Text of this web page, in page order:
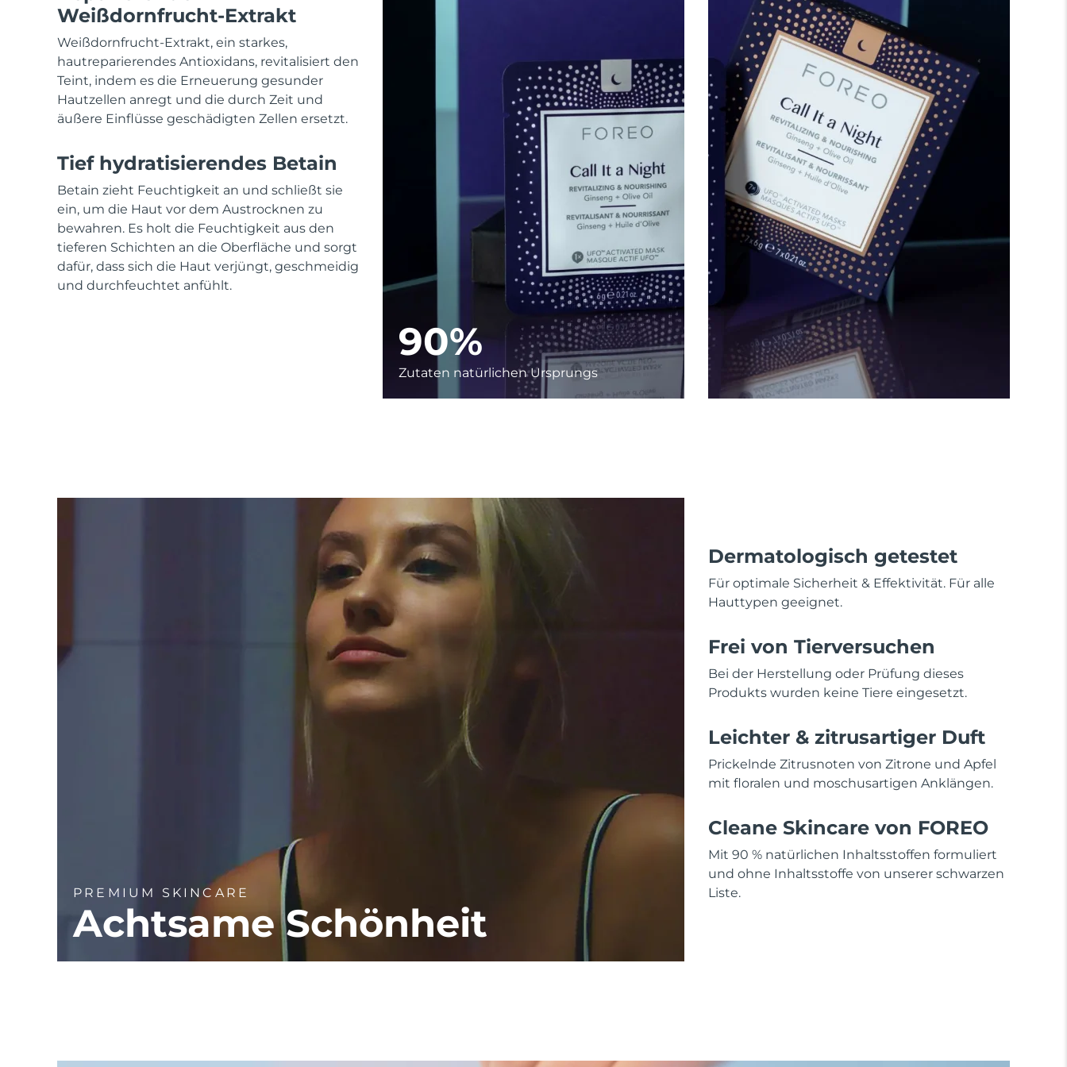
Weißdornfrucht-Extrakt
Weißdornfrucht-Extrakt, ein starkes,
hautreparierendes Antioxidans, revitalisiert den
Teint, indem es die Erneuerung gesunder
Hautzellen anregt und die durch Zeit und
äußere Einflüsse geschädigten Zellen ersetzt.
Tief hydratisierendes Betain
Betain zieht Feuchtigkeit an und schließt sie
ein, um die Haut vor dem Austrocknen zu
bewahren. Es holt die Feuchtigkeit aus den
tieferen Schichten an die Oberfläche und sorgt
dafür, dass sich die Haut verjüngt, geschmeidig
und durchfeuchtet anfühlt.
90%
Zutaten natürlichen Ursprungs
PREMIUM SKINCARE
Achtsame Schönheit
Dermatologisch getestet
Für optimale Sicherheit & Effektivität. Für alle
Hauttypen geeignet.
Frei von Tierversuchen
Bei der Herstellung oder Prüfung dieses
Produkts wurden keine Tiere eingesetzt.
Leichter & zitrusartiger Duft
Prickelnde Zitrusnoten von Zitrone und Apfel
mit floralen und moschusartigen Anklängen.
Cleane Skincare von FOREO
Mit 90 % natürlichen Inhaltsstoffen formuliert
und ohne Inhaltsstoffe von unserer schwarzen
Liste.
All acne treatment devices
All revitalizing eye massagers
KIWI™ skincare
Advanced pore care essentials
Serum
issa™ Teeth Whitening Gel
18% PAP
Kosmetik
Männer
FOREO APP
ÜBER